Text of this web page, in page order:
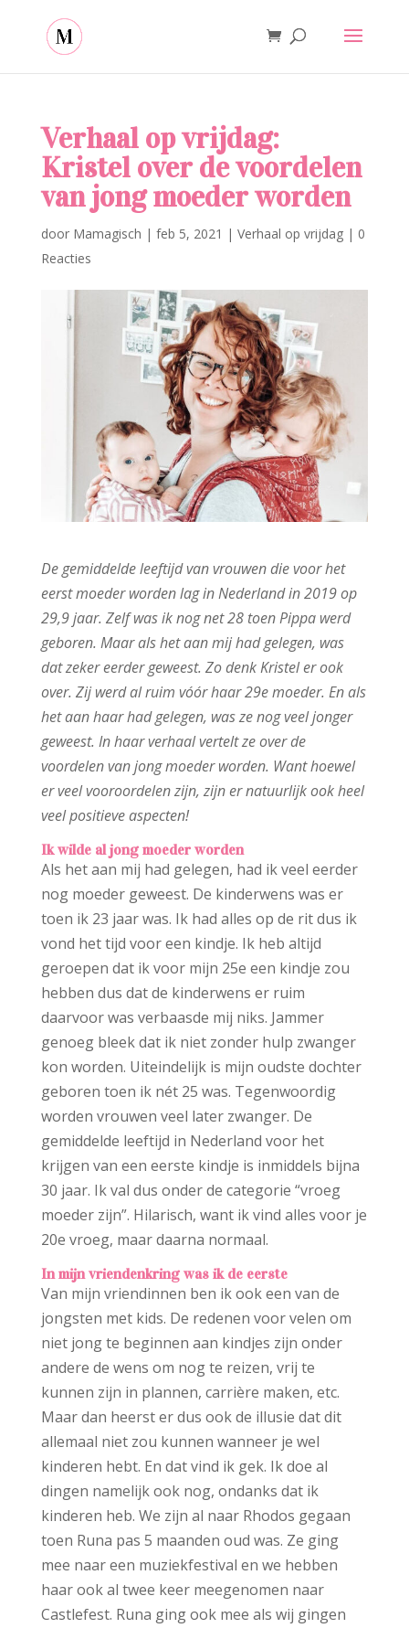
Verhaal op vrijdag:
Kristel over de voordelen
van jong moeder worden
door Mamagisch | feb 5, 2021 | Verhaal op vrijdag| 0
Reacties
De gemiddelde leeftijd van vrouwen die voor het
eerst moeder worden lag in Nederland in 2019 op
29,9 jaar. Zelf was ik nog net 28 toen Pippa werd
geboren. Maar als het aan mij had gelegen, was
dat zeker eerder geweest. Zo denk Kristel er ook
over. Zij werd al ruim vóór haar 29e moeder. En als
het aan haar had gelegen, was ze nog veel jonger
geweest. In haar verhaal vertelt ze over de
voordelen van jong moeder worden. Want hoewel
er veel vooroordelen zijn, zijn er natuurlijk ook heel
veel positieve aspecten!
Ik wilde al jong moeder worden
Als het aan mij had gelegen, had ik veel eerder
nog moeder geweest. De kinderwens was er
toen ik 23 jaar was. Ik had alles op de rit dus ik
vond het tijd voor een kindje. Ik heb altijd
geroepen dat ik voor mijn 25e een kindje zou
hebben dus dat de kinderwens er ruim
daarvoor was verbaasde mij niks. Jammer
genoeg bleek dat ik niet zonder hulp zwanger
kon worden. Uiteindelijk is mijn oudste dochter
geboren toen ik nét 25 was. Tegenwoordig
worden vrouwen veel later zwanger. De
gemiddelde leeftijd in Nederland voor het
krijgen van een eerste kindje is inmiddels bijna
30 jaar. Ik val dus onder de categorie “vroeg
moeder zijn”. Hilarisch, want ik vind alles voor je
20e vroeg, maar daarna normaal.
In mijn vriendenkring was ik de eerste
Van mijn vriendinnen ben ik ook een van de
jongsten met kids. De redenen voor velen om
niet jong te beginnen aan kindjes zijn onder
andere de wens om nog te reizen, vrij te
kunnen zijn in plannen, carrière maken, etc.
Maar dan heerst er dus ook de illusie dat dit
allemaal niet zou kunnen wanneer je wel
kinderen hebt. En dat vind ik gek. Ik doe al
dingen namelijk ook nog, ondanks dat ik
kinderen heb. We zijn al naar Rhodos gegaan
toen Runa pas 5 maanden oud was. Ze ging
mee naar een muziekfestival en we hebben
haar ook al twee keer meegenomen naar
Castlefest. Runa ging ook mee als wij gingen